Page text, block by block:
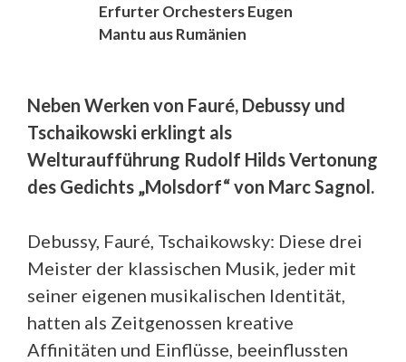
Erfurter Orchesters Eugen
Mantu aus Rumänien
Neben Werken von Fauré, Debussy und
Tschaikowski erklingt als
Welturaufführung Rudolf Hilds Vertonung
des Gedichts „Molsdorf“ von Marc Sagnol.
Debussy, Fauré, Tschaikowsky: Diese drei
Meister der klassischen Musik, jeder mit
seiner eigenen musikalischen Identität,
hatten als Zeitgenossen kreative
Affinitäten und Einflüsse, beeinflussten